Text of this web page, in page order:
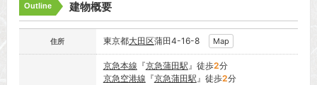
Outline 建物概要
住所 東京都大田区蒲田4-16-8 Map
京急本線 『京急蒲田駅』徒歩2分
京急空港線 『京急蒲田駅』徒歩2分